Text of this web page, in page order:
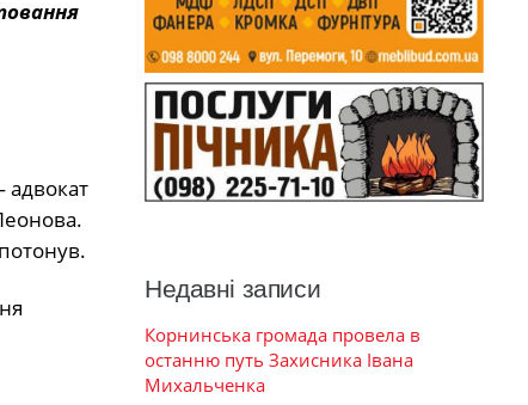
адвокат
Недавні записи
Корнинська громада провела в
останню путь Захисника Івана
Михальченка